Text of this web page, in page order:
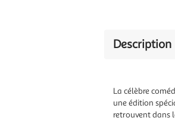
Description
La célèbre
une édition
retrouvent dans